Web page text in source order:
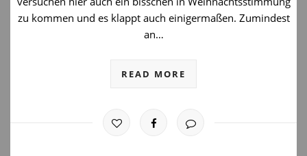
zu kommen und es klappt auch einigermaßen. Zumindest
an…
READ MORE